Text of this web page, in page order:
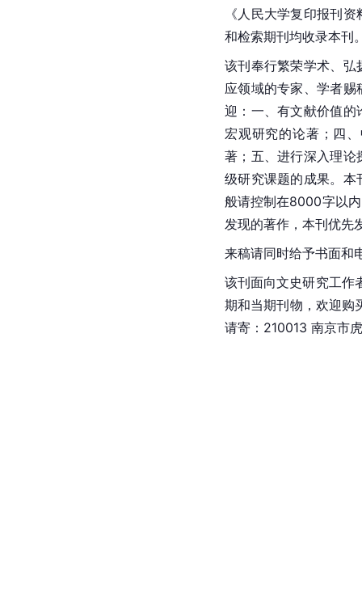
《人民大学复印报刊
和检索期刊均收录本刊
该刊奉行繁荣学术、弘
应领域的专家、学者
迎：一、有文献价值的
宏观研究的论著；四
著；五、进行深入理论
级研究课题的成果。本
般请控制在8000字以
发现的著作，本刊优先
来稿请同时给予书面和
该刊面向文史研究工作
期和当期刊物，欢迎购
请寄：210013 南京市